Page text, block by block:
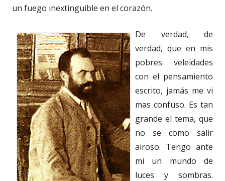
un fuego inextinguible en el corazón.
De verdad, de
verdad, que en mis
pobres veleidades
con el pensamiento
escrito, jamás me vi
mas confuso. Es tan
grande el tema, que
no se como salir
airoso. Tengo ante
mi un mundo de
luces y sombras.